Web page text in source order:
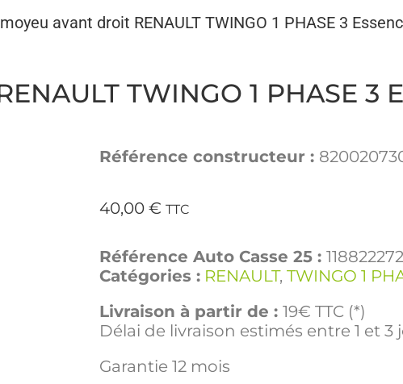
avant droit RENAULT TWINGO 1 PHASE 3
TWINGO 1 PHASE 3
Référence constructeur :
40,00 € TTC
Référence Auto Casse 25 : 118822272
Catégories : RENAULT, TWINGO 1
Livraison à partir de : 19€ TTC (*)
Délai de livraison estimés entre 1 et 3
Garantie 12 mois